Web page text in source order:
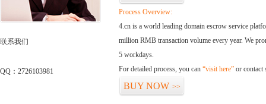
联系我们
QQ：2726103981
Process Overview:
4.cn is a world leading domain escrow service
million RMB transaction volume every year. We
5 workdays.
For detailed process, you can “visit here” or contact
BUY NOW >>